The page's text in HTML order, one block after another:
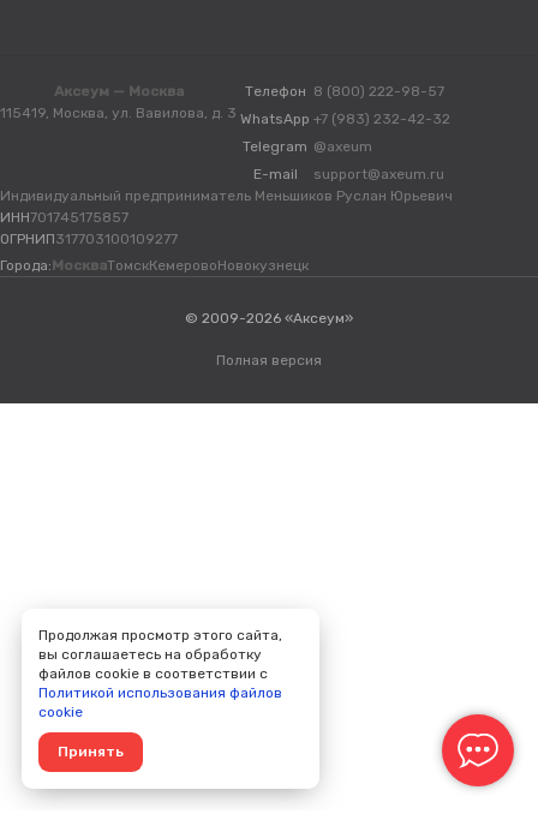
Аксеум — Москва
115419, Москва, ул. Вавилова, д. 3
Телефон 8 (800) 222-98-57
WhatsApp +7 (983) 232-42-32
Telegram @axeum
E-mail
support@axeum.ru
Индивидуальный предприниматель Меньшиков Руслан Юрьевич
ИНН701745175857
ОГРНИП317703100109277
Города: МоскваТомскКемеровоНовокузнецк
© 2009-2026 «Аксеум»
Полная версия
Продолжая просмотр этого сайта,
вы соглашаетесь на обработку
файлов cookie в соответствии с
Политикой использования файлов
cookie
Принять